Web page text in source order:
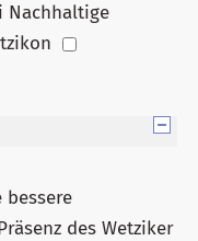
Nachhaltige
bessere
des Wetziker